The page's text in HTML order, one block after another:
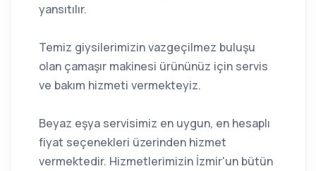
yansıtılır.
Temiz giysilerimizin vazgeçilmez buluşu
olan çamaşır makinesi ürününüz için servis
ve bakım hizmeti vermekteyiz.
Beyaz eşya servisimiz en uygun, en hesaplı
fiyat seçenekleri üzerinden hizmet
vermektedir. Hizmetlerimizin İzmir'un bütün